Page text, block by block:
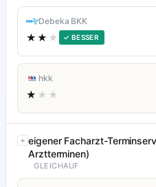
Debeka BKK
★★ ★ ✓ BESSER
hkk
★ ★★
eigener Facharzt-
Arztterminen)
GLEICHAUF